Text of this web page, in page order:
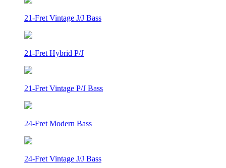
21-Fret Vintage J/J Bass
21-Fret Hybrid P/J
21-Fret Vintage P/J Bass
24-Fret Modern Bass
24-Fret Vintage J/J Bass